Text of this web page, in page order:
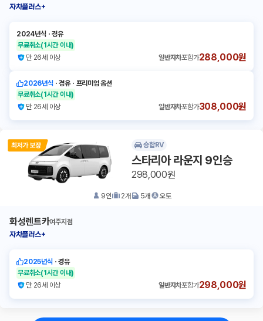
자차플러스+
2024년식 ㆍ경유
무료취소(1시간 이내)
만 26세 이상
일반자차포함가288,000원
2026년식 ㆍ경유ㆍ 프리미엄 옵션
무료취소(1시간 이내)
만 26세 이상
일반자차포함가308,000원
승합RV
스타리아 라운지 9인승
298,000원
9인 2개 5개 오토
화성렌트카여주지점
자차플러스+
2025년식 ㆍ경유
무료취소(1시간 이내)
만 26세 이상
일반자차포함가298,000원